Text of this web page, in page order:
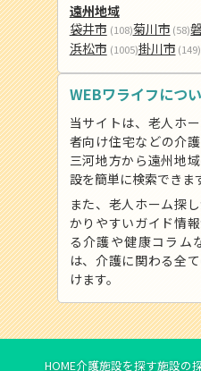
遠州地域
袋井市 (108)菊川市 (58)
浜松市 (1005)掛川市 (149)
WEBワライフにつ
当サイトは、老人ホ
者向け住宅などの介
三河地方から遠州地
設を簡単に検索できま
また、老人ホーム探
かりやすいガイド情
る介護や健康コラム
は、介護に関わる全
けます。
HOME介護施設を探す施設の